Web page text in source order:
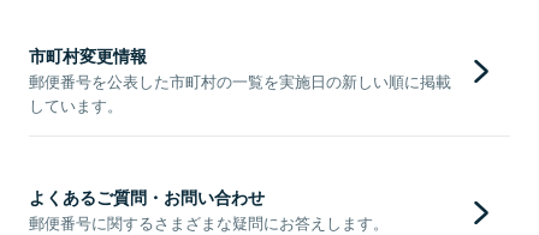
市町村変更情報
郵便番号を公表した市町村の一覧を実施日の新しい順に掲載
しています。
よくあるご質問・お問い合わせ
郵便番号に関するさまざまな疑問にお答えします。